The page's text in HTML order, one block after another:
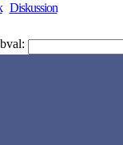
Diskussion